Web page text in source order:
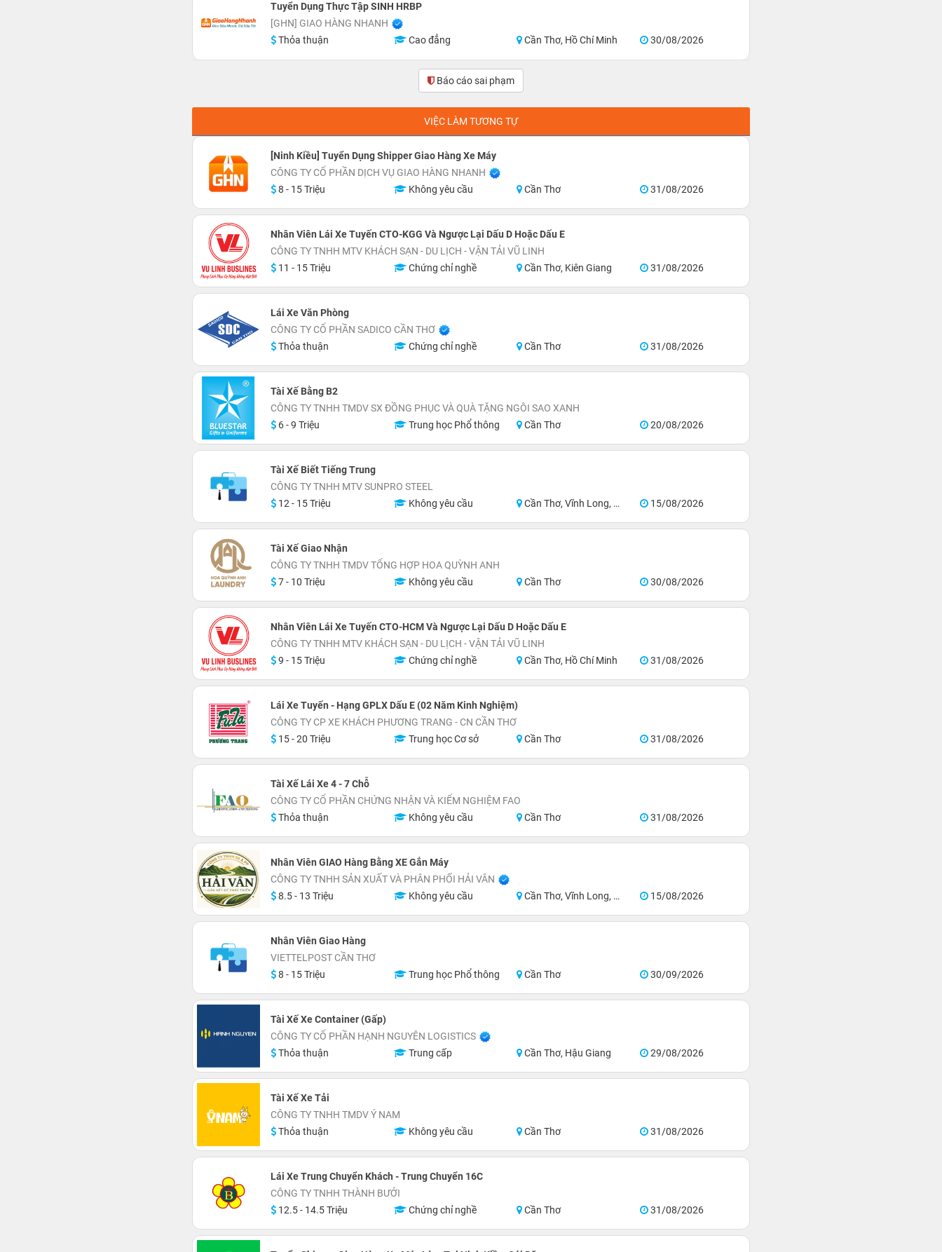
Tuyển Dụng Thực Tập SINH HRBP
[GHN] GIAO HÀNG NHANH
Thỏa thuận
Cao đẳng Cần Thơ, Hồ Chí Minh 30/08/2026
Báo cáo sai phạm
VIỆC LÀM TƯƠNG TỰ
[Ninh Kiều] Tuyển Dụng Shipper Giao Hàng Xe Máy
CÔNG TY CỔ PHẦN DỊCH VỤ GIAO HÀNG NHANH
8 - 15 Triệu
Không yêu cầu Cần Thơ 31/08/2026
Nhân Viên Lái Xe Tuyến CTO-KGG Và Ngược Lại Dấu D Hoặc Dấu E
CÔNG TY TNHH MTV KHÁCH SẠN - DU LỊCH - VẬN TẢI VŨ LINH
11 - 15 Triệu
Chứng chỉ nghề Cần Thơ, Kiên Giang 31/08/2026
Lái Xe Văn Phòng
CÔNG TY CỔ PHẦN SADICO CẦN THƠ
Thỏa thuận
Chứng chỉ nghề Cần Thơ 31/08/2026
Tài Xế Bằng B2
CÔNG TY TNHH TMDV SX ĐỒNG PHỤC VÀ QUÀ TẶNG NGÔI SAO XANH
6 - 9 Triệu
Trung học Phổ thông Cần Thơ 20/08/2026
Tài Xế Biết Tiếng Trung
CÔNG TY TNHH MTV SUNPRO STEEL
12 - 15 Triệu
Không yêu cầu Cần Thơ, Vĩnh Long, Hậu Giang 15/08/2026
Tài Xế Giao Nhận
CÔNG TY TNHH TMDV TỔNG HỢP HOA QUỲNH ANH
7 - 10 Triệu
Không yêu cầu Cần Thơ 30/08/2026
Nhân Viên Lái Xe Tuyến CTO-HCM Và Ngược Lại Dấu D Hoặc Dấu E
CÔNG TY TNHH MTV KHÁCH SẠN - DU LỊCH - VẬN TẢI VŨ LINH
9 - 15 Triệu
Chứng chỉ nghề Cần Thơ, Hồ Chí Minh 31/08/2026
Lái Xe Tuyến - Hạng GPLX Dấu E (02 Năm Kinh Nghiệm)
CÔNG TY CP XE KHÁCH PHƯƠNG TRANG - CN CẦN THƠ
15 - 20 Triệu
Trung học Cơ sở Cần Thơ 31/08/2026
Tài Xế Lái Xe 4 - 7 Chỗ
CÔNG TY CỔ PHẦN CHỨNG NHẬN VÀ KIỂM NGHIỆM FAO
Thỏa thuận
Không yêu cầu Cần Thơ 31/08/2026
Nhân Viên GIAO Hàng Bằng XE Gắn Máy
CÔNG TY TNHH SẢN XUẤT VÀ PHÂN PHỐI HẢI VÂN
8.5 - 13 Triệu
Không yêu cầu Cần Thơ, Vĩnh Long, An Giang, Hậu Giang 15/08/2026
Nhân Viên Giao Hàng
VIETTELPOST CẦN THƠ
8 - 15 Triệu
Trung học Phổ thông Cần Thơ 30/09/2026
Tài Xế Xe Container (Gấp)
CÔNG TY CỔ PHẦN HẠNH NGUYÊN LOGISTICS
Thỏa thuận
Trung cấp Cần Thơ, Hậu Giang 29/08/2026
Tài Xế Xe Tải
CÔNG TY TNHH TMDV Ý NAM
Thỏa thuận
Không yêu cầu Cần Thơ 31/08/2026
Lái Xe Trung Chuyển Khách - Trung Chuyển 16C
CÔNG TY TNHH THÀNH BƯỞI
12.5 - 14.5 Triệu
Chứng chỉ nghề Cần Thơ 31/08/2026